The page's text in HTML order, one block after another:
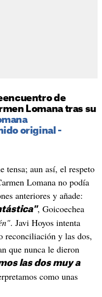
de
Lomana tras su
original -
tensa; aun así, el respeto
Lomana no podía
anteriores y añade:
, Goicoechea
. Javi Hoyos intenta
reconciliación y las dos,
que nunca le dieron
las dos muy a
como unas